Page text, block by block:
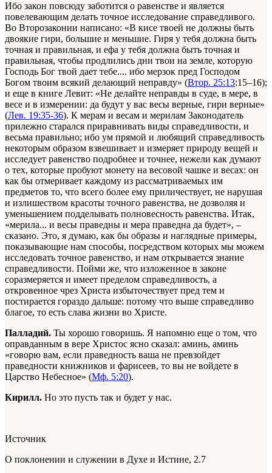
Ибо закон повсюду заботится о равенстве и является
повелевающим делать точное исследование справедливого.
Во Второзаконии написано: «В кисе твоей не должны быть
двоякие гири, большие и меньшие. Гиря у тебя должна быть
точная и правильная, и ефа у тебя должна быть точная и
правильная, чтобы продлились дни твои на земле, которую
Господь Бог твой дает тебе.... ибо мерзок пред Господом
Богом твоим всякий делающий неправду» (Втор. 25:13:15–16);
и еще в книге Левит: «Не делайте неправды в суде, в мере, в
весе и в измерении: да будут у вас весы верные, гири верные»
(Лев. 19:35-36). К мерам и весам и мерилам Законодатель
прилежно старался приравнивать виды справедливости, и
весьма правильно; ибо ум прямой и любящий справедливость
некоторым образом взвешивает и измеряет природу вещей и
исследует равенство подробнее и точнее, нежели как думают
о тех, которые пробуют монету на весовой чашке и весах: он
как бы отмеривает каждому из рассматриваемых им
предметов то, что всего более ему приличествует, не нарушая
и излишеством красоты точного равенства, не дозволяя и
уменьшением подделывать полновесность равенства. Итак,
«мерила... и весы праведны и мера праведна да будет», –
сказано. Это, я думаю, как бы образы и наглядные примеры,
показывающие нам способы, посредством которых мы можем
исследовать точное равенство, и нам открывается знание
справедливости. Пойми же, что изложенное в законе
соразмеряется и имеет пределом справедливость, а
откровенное чрез Христа избыточествует пред тем и
постирается гораздо дальше: потому что выше справедливо
благое, то есть слава жизни во Христе.
Палладий. Ты хорошо говоришь. Я напомню еще о том, что
оправданным в вере Христос ясно сказал: аминь, аминь
«говорю вам, если праведность ваша не превзойдет
праведности книжников и фарисеев, то вы не войдете в
Царство Небесное» (Мф. 5:20).
Кирилл. Но это пусть так и будет у нас.
Источник
О поклонении и служении в Духе и Истине, 2.7